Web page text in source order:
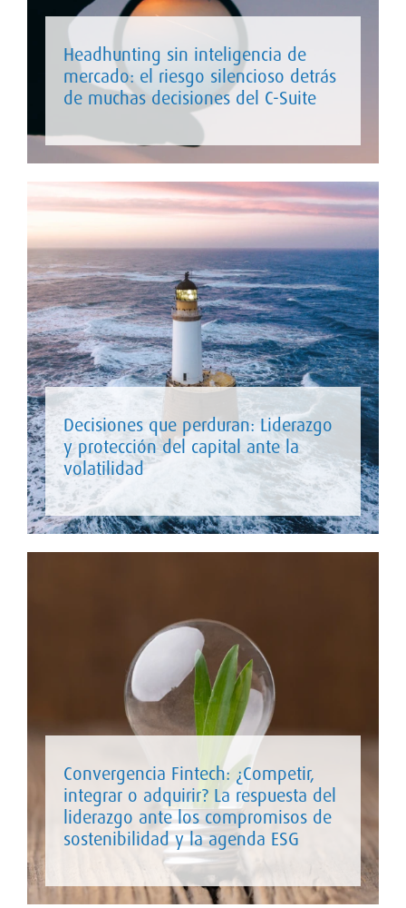
Headhunting sin inteligencia de
mercado: el riesgo silencioso detrás
de muchas decisiones del C-Suite
Decisiones que perduran: Liderazgo
y protección del capital ante la
volatilidad
Convergencia Fintech: ¿Competir,
integrar o adquirir? La respuesta del
liderazgo ante los compromisos de
sostenibilidad y la agenda ESG